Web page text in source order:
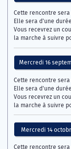
Cette rencontre sera
Elle sera d'une
Vous recevrez un
la marche à suivre
Mercredi 16
Cette rencontre sera
Elle sera d'une
Vous recevrez un
la marche à suivre
Mercredi 14
Cette rencontre sera